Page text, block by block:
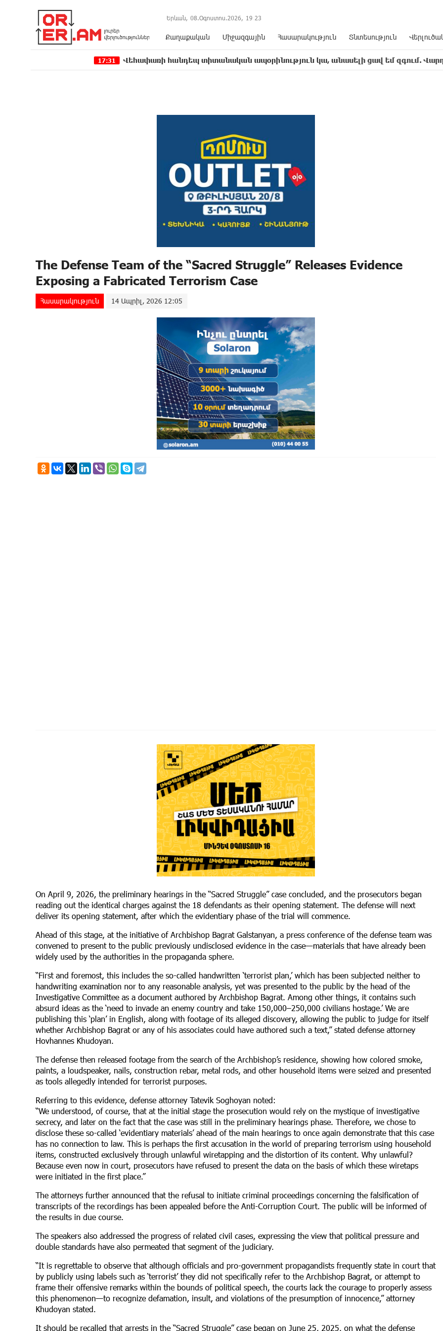
Երևան, 08.Օգոստոս.2026, 19 23
Քաղաքական Միջազգային Հասարակություն Տնտեսություն
Վեհափառի հանդեպ տիտանական ապօրինություն կա, անասելի ցավ եմ զգում. Վարդևանյան
The Defense Team of the “Sacred Struggle” Releases Evidence
Exposing a Fabricated Terrorism Case
Հասարակություն 14 Ապրիլ, 2026 12:05
On April 9, 2026, the preliminary hearings in the “Sacred Struggle” case concluded, and the prosecutors began
reading out the identical charges against the 18 defendants as their opening statement. The defense will next
deliver its opening statement, after which the evidentiary phase of the trial will commence.
Ahead of this stage, at the initiative of Archbishop Bagrat Galstanyan, a press conference of the defense team was
convened to present to the public previously undisclosed evidence in the case—materials that have already been
widely used by the authorities in the propaganda sphere.
“First and foremost, this includes the so-called handwritten ‘terrorist plan,’ which has been subjected neither to
handwriting examination nor to any reasonable analysis, yet was presented to the public by the head of the
Investigative Committee as a document authored by Archbishop Bagrat. Among other things, it contains such
absurd ideas as the ‘need to invade an enemy country and take 150,000–250,000 civilians hostage.’ We are
publishing this ‘plan’ in English, along with footage of its alleged discovery, allowing the public to judge for itself
whether Archbishop Bagrat or any of his associates could have authored such a text,” stated defense attorney
Hovhannes Khudoyan.
The defense then released footage from the search of the Archbishop’s residence, showing how colored smoke,
paints, a loudspeaker, nails, construction rebar, metal rods, and other household items were seized and presented
as tools allegedly intended for terrorist purposes.
Referring to this evidence, defense attorney Tatevik Soghoyan noted:
“We understood, of course, that at the initial stage the prosecution would rely on the mystique of investigative
secrecy, and later on the fact that the case was still in the preliminary hearings phase. Therefore, we chose to
disclose these so-called ‘evidentiary materials’ ahead of the main hearings to once again demonstrate that this case
has no connection to law. This is perhaps the first accusation in the world of preparing terrorism using household
items, constructed exclusively through unlawful wiretapping and the distortion of its content. Why unlawful?
Because even now in court, prosecutors have refused to present the data on the basis of which these wiretaps
were initiated in the first place.”
The attorneys further announced that the refusal to initiate criminal proceedings concerning the falsification of
transcripts of the recordings has been appealed before the Anti-Corruption Court. The public will be informed of
the results in due course.
The speakers also addressed the progress of related civil cases, expressing the view that political pressure and
double standards have also permeated that segment of the judiciary.
“It is regrettable to observe that although officials and pro-government propagandists frequently state in court that
by publicly using labels such as ‘terrorist’ they did not specifically refer to the Archbishop Bagrat, or attempt to
frame their offensive remarks within the bounds of political speech, the courts lack the courage to properly assess
this phenomenon—to recognize defamation, insult, and violations of the presumption of innocence,” attorney
Khudoyan stated.
It should be recalled that arrests in the “Sacred Struggle” case began on June 25, 2025, on what the defense